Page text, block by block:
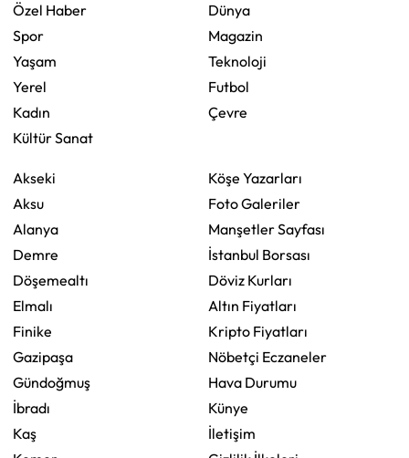
Özel Haber
Spor
Yaşam
Yerel
Kadın
Kültür Sanat
Dünya
Magazin
Teknoloji
Futbol
Çevre
Akseki
Aksu
Alanya
Demre
Döşemealtı
Elmalı
Finike
Gazipaşa
Gündoğmuş
İbradı
Kaş
Köşe Yazarları
Foto Galeriler
Manşetler Sayfası
İstanbul Borsası
Döviz Kurları
Altın Fiyatları
Kripto Fiyatları
Nöbetçi Eczaneler
Hava Durumu
Künye
İletişim